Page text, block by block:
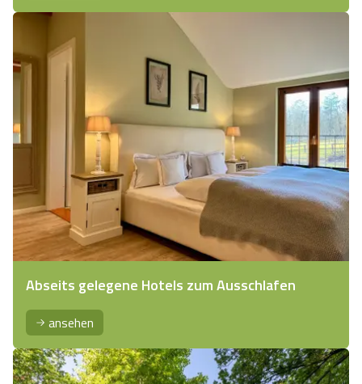
Abseits gelegene Hotels zum Ausschlafen
ansehen